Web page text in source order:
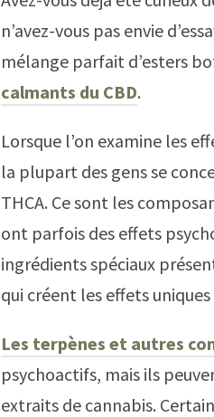
n’avez-vous pas envie
mélange parfait d’esters
calmants du CBD.
Lorsque l’on examine les
la plupart des gens se
THCA. Ce sont les
ont parfois des effets
ingrédients spéciaux
qui créent les effets
Les terpènes et autres
psychoactifs, mais ils
extraits de cannabis.